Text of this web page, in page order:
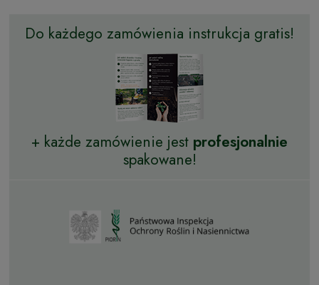
Do każdego zamówienia instrukcja gratis!
+ każde zamówienie jest profesjonalnie
spakowane!